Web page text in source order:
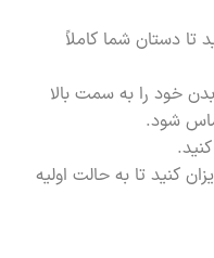
تا دستان شما کاملاً
خود را به سمت بالا
شود.
کنید تا به حالت اولیه